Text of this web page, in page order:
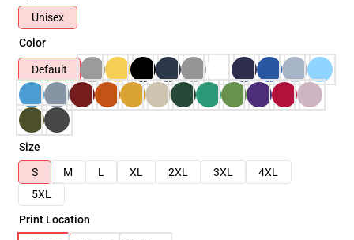
Unisex
Color
Default
Size
S
M L XL 2XL 3XL
4XL
5XL
Print Location